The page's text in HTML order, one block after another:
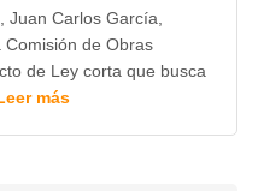
Juan Carlos García,
de Obras
de Ley corta que busca
más